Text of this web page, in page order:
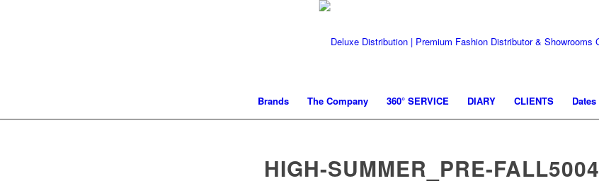
Brands The Company 360° SERVICE DIARY CLIENTS Dates
HIGH-SUMMER_PRE-FALL5004